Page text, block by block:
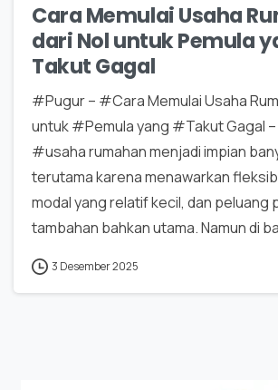
Cara Memulai Usaha
dari Nol untuk Pemula
Takut Gagal
#Pugur – #Cara Memulai Usaha
untuk #Pemula yang #Takut Gagal –
#usaha rumahan menjadi impian
terutama karena menawarkan
modal yang relatif kecil, dan peluang
tambahan bahkan utama. Namun di
3 Desember 2025